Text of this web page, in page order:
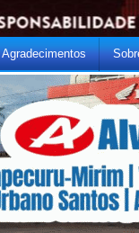
Agradecimentos